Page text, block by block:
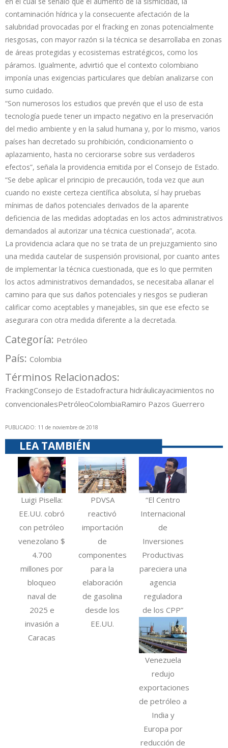
contaminación hídrica y la consecuente afectación de la
salubridad provocadas por el fracking en zonas potencialmente
riesgosas, con mayor razón si la técnica se desarrollaba en zonas
de áreas protegidas y ecosistemas estratégicos, como los
páramos. Igualmente, advirtió que el contexto colombiano
imponía unas exigencias particulares que debían analizarse con
sumo cuidado.
“Son numerosos los estudios que prevén que el uso de esta
tecnología puede tener un impacto negativo en la preservación
del medio ambiente y en la salud humana y, por lo mismo, varios
países han decretado su prohibición, condicionamiento o
aplazamiento, hasta no cerciorarse sobre sus verdaderos
efectos”, señala la providencia emitida por el Consejo de Estado.
“Se debe aplicar el principio de precaución, toda vez que aun
cuando no existe certeza científica absoluta, sí hay pruebas
mínimas de daños potenciales derivados de la aparente
deficiencia de las medidas adoptadas en los actos administrativos
demandados al autorizar una técnica cuestionada”, acota.
La providencia aclara que no se trata de un prejuzgamiento sino
una medida cautelar de suspensión provisional, por cuanto antes
de implementar la técnica cuestionada, que es lo que permiten
los actos administrativos demandados, se necesitaba allanar el
camino para que sus daños potenciales y riesgos se pudieran
calificar como aceptables y manejables, sin que ese efecto se
asegurara con otra medida diferente a la decretada.
Categoría: Petróleo
País: Colombia
Términos Relacionados:
FrackingConsejo de Estadofractura hidráulicayacimientos no
convencionalesPetróleoColombiaRamiro Pazos Guerrero
PUBLICADO: 11 de noviembre de 2018
LEA TAMBIÉN
Luigi Pisella:
EE.UU. cobró
con petróleo
venezolano $
4.700
millones por
bloqueo
naval de
2025 e
invasión a
Caracas
PDVSA
reactivó
importación
de
componentes
para la
elaboración
de gasolina
desde los
EE.UU.
“El Centro
Internacional
de
Inversiones
Productivas
pareciera una
agencia
reguladora
de los CPP”
Venezuela
redujo
exportaciones
de petróleo a
India y
Europa por
reducción de